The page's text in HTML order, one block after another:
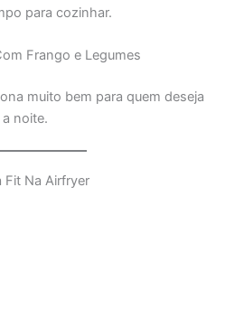
para cozinhar.
Frango e Legumes
muito bem para quem deseja
noite.
Fit Na Airfryer